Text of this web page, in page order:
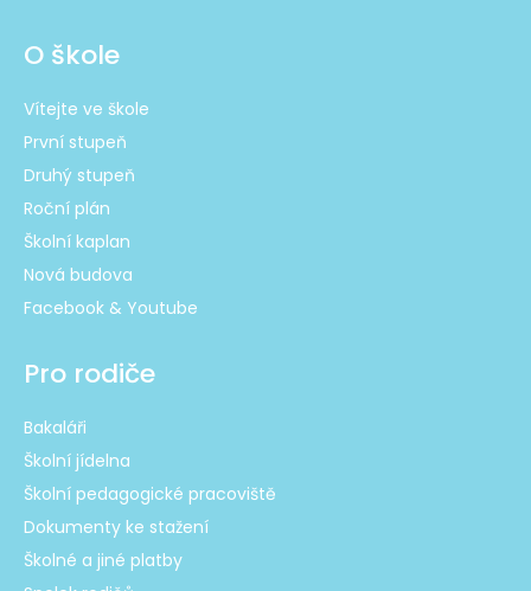
O škole
Vítejte ve škole
První stupeň
Druhý stupeň
Roční plán
Školní kaplan
Nová budova
Facebook & Youtube
Pro rodiče
Bakaláři
Školní jídelna
Školní pedagogické pracoviště
Dokumenty ke stažení
Školné a jiné platby